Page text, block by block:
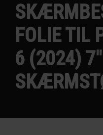
FOLIE TIL
6 (2024) 7"